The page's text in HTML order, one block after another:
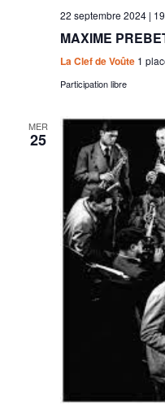
22 septembre 2024 |
MAXIME
La Clef de Voûte 1
Participation libre
MER
25